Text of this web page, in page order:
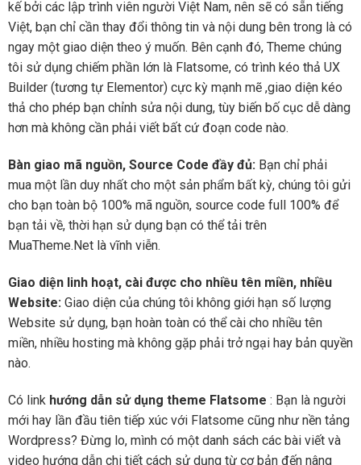
kế bởi các lập trình viên người Việt Nam, nên sẽ có sẵn tiếng
Việt, bạn chỉ cần thay đổi thông tin và nội dung bên trong là có
ngay một giao diện theo ý muốn. Bên cạnh đó, Theme chúng
tôi sử dụng chiếm phần lớn là Flatsome, có trình kéo thả UX
Builder (tương tự Elementor) cực kỳ mạnh mẽ ,giao diện kéo
thả cho phép bạn chỉnh sửa nội dung, tùy biến bố cục dễ dàng
hơn mà không cần phải viết bất cứ đoạn code nào.
Bàn giao mã nguồn, Source Code đầy đủ: Bạn chỉ phải
mua một lần duy nhất cho một sản phẩm bất kỳ, chúng tôi gửi
cho bạn toàn bộ 100% mã nguồn, source code full 100% để
bạn tải về, thời hạn sử dụng bạn có thể tải trên
MuaTheme.Net là vĩnh viễn.
Giao diện linh hoạt, cài được cho nhiều tên miền, nhiều
Website: Giao diện của chúng tôi không giới hạn số lượng
Website sử dụng, bạn hoàn toàn có thể cài cho nhiều tên
miền, nhiều hosting mà không gặp phải trở ngại hay bản quyền
nào.
Có link hướng dẫn sử dụng theme Flatsome : Bạn là người
mới hay lần đầu tiên tiếp xúc với Flatsome cũng như nền tảng
Wordpress? Đừng lo, mình có một danh sách các bài viết và
video hướng dẫn chi tiết cách sử dụng từ cơ bản đến nâng